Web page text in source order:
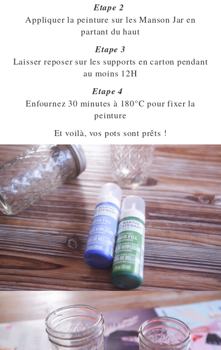
Etape 2
Appliquer la peinture sur les Manson Jar en
partant du haut
Etape 3
Laisser reposer sur les supports en carton pendant
au moins 12H
Etape 4
Enfournez 30 minutes à 180°C pour fixer la
peinture
Et voilà, vos pots sont prêts !